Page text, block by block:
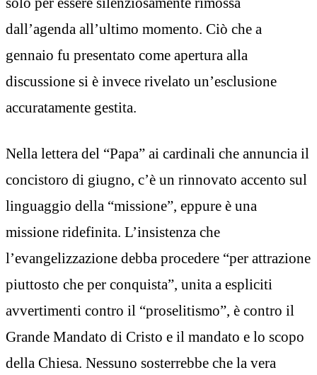
dall’agenda all’ultimo momento. Ciò che a
gennaio fu presentato come apertura alla
discussione si è invece rivelato un’esclusione
accuratamente gestita.
Nella lettera del “Papa” ai cardinali che annuncia il
concistoro di giugno, c’è un rinnovato accento sul
linguaggio della “missione”, eppure è una
missione ridefinita. L’insistenza che
l’evangelizzazione debba procedere “per attrazione
piuttosto che per conquista”, unita a espliciti
avvertimenti contro il “proselitismo”, è contro il
Grande Mandato di Cristo e il mandato e lo scopo
della Chiesa. Nessuno sosterrebbe che la vera